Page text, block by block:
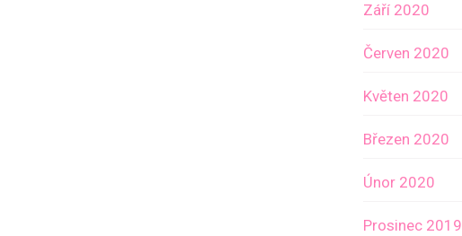
Září 2020
Červen 2020
Květen 2020
Březen 2020
Únor 2020
Prosinec 2019